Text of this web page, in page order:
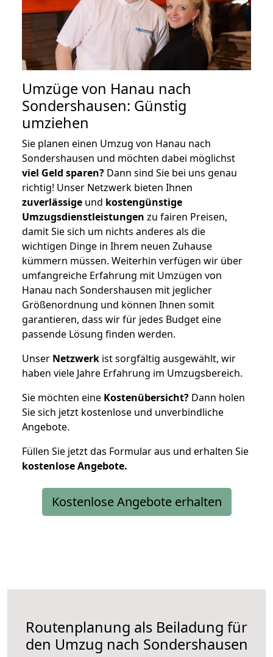
Umzüge von Hanau nach
Sondershausen: Günstig
umziehen
Sie planen einen Umzug von Hanau nach
Sondershausen und möchten dabei möglichst
viel Geld sparen? Dann sind Sie bei uns genau
richtig! Unser Netzwerk bieten Ihnen
zuverlässige und kostengünstige
Umzugsdienstleistungen zu fairen Preisen,
damit Sie sich um nichts anderes als die
wichtigen Dinge in Ihrem neuen Zuhause
kümmern müssen. Weiterhin verfügen wir über
umfangreiche Erfahrung mit Umzügen von
Hanau nach Sondershausen mit jeglicher
Größenordnung und können Ihnen somit
garantieren, dass wir für jedes Budget eine
passende Lösung finden werden.
Unser Netzwerk ist sorgfältig ausgewählt, wir
haben viele Jahre Erfahrung im Umzugsbereich.
Sie möchten eine Kostenübersicht? Dann holen
Sie sich jetzt kostenlose und unverbindliche
Angebote.
Füllen Sie jetzt das Formular aus und erhalten Sie
kostenloseAngebote.
Kostenlose Angebote erhalten
Routenplanung als Beiladung für
den Umzug nach Sondershausen